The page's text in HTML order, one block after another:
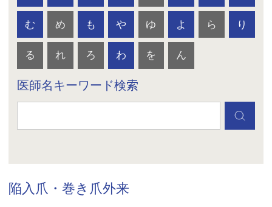
む め も や ゆ よ ら り
る れ ろ わ を ん
医師名キーワード検索
陥入爪・巻き爪外来